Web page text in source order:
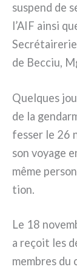
suspend de
l’AIF ain­si
de Becciu,
Quelques
de la
fes­ser le 26
son voya­ge
même
tion.
Le 18
a reçoit les
mem­bres du